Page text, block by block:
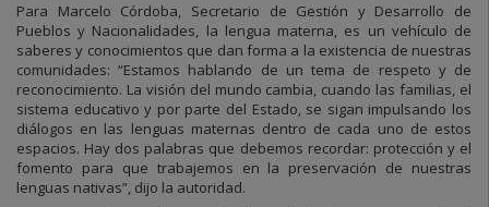
Para Marcelo Córdoba, Secretario de Gestión y Desarrollo de
Pueblos y Nacionalidades, la lengua materna, es un vehículo de
saberes y conocimientos que dan forma a la existencia de nuestras
comunidades: “Estamos hablando de un tema de respeto y de
reconocimiento. La visión del mundo cambia, cuando las familias, el
sistema educativo y por parte del Estado, se sigan impulsando los
diálogos en las lenguas maternas dentro de cada uno de estos
espacios. Hay dos palabras que debemos recordar: protección y el
fomento para que trabajemos en la preservación de nuestras
lenguas nativas”, dijo la autoridad.